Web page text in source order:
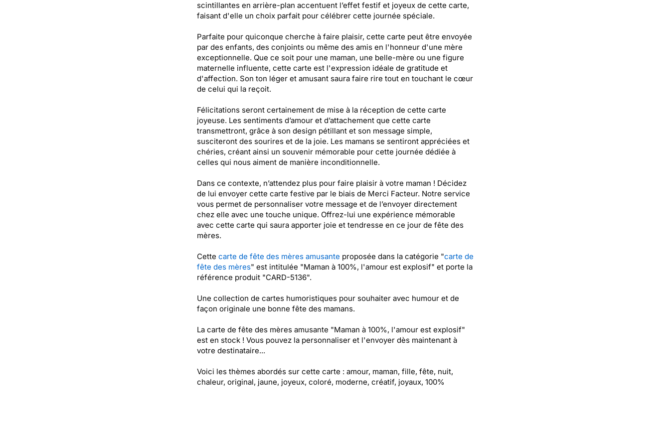
scintillantes en arrière-plan accentuent l’effet festif et joyeux de cette carte,
faisant d'elle un choix parfait pour célébrer cette journée spéciale.
Parfaite pour quiconque cherche à faire plaisir, cette carte peut être envoyée
par des enfants, des conjoints ou même des amis en l'honneur d'une mère
exceptionnelle. Que ce soit pour une maman, une belle-mère ou une figure
maternelle influente, cette carte est l'expression idéale de gratitude et
d'affection. Son ton léger et amusant saura faire rire tout en touchant le cœur
de celui qui la reçoit.
Félicitations seront certainement de mise à la réception de cette carte
joyeuse. Les sentiments d’amour et d’attachement que cette carte
transmettront, grâce à son design pétillant et son message simple,
susciteront des sourires et de la joie. Les mamans se sentiront appréciées et
chéries, créant ainsi un souvenir mémorable pour cette journée dédiée à
celles qui nous aiment de manière inconditionnelle.
Dans ce contexte, n’attendez plus pour faire plaisir à votre maman ! Décidez
de lui envoyer cette carte festive par le biais de Merci Facteur. Notre service
vous permet de personnaliser votre message et de l’envoyer directement
chez elle avec une touche unique. Offrez-lui une expérience mémorable
avec cette carte qui saura apporter joie et tendresse en ce jour de fête des
mères.
Cette carte de fête des mères amusante proposée dans la catégorie "carte de
fête des mères" est intitulée "Maman à 100%, l'amour est explosif" et porte la
référence produit "CARD-5136".
Une collection de cartes humoristiques pour souhaiter avec humour et de
façon originale une bonne fête des mamans.
La carte de fête des mères amusante "Maman à 100%, l'amour est explosif"
est en stock ! Vous pouvez la personnaliser et l'envoyer dès maintenant à
votre destinataire...
Voici les thèmes abordés sur cette carte : amour, maman, fille, fête, nuit,
chaleur, original, jaune, joyeux, coloré, moderne, créatif, joyaux, 100%